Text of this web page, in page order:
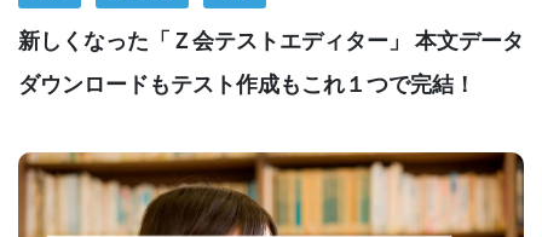
支
援
す
る
新しくなった「Ｚ会テストエディター」 本文データ
ダウンロードもテスト作成もこれ１つで完結！